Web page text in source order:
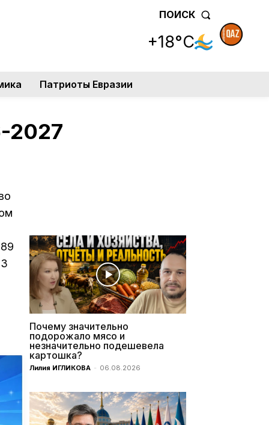
ПОИСК
+18°C
Патриоты Евразии
2027
Почему значительно
подорожало мясо и
незначительно подешевела
картошка?
Лилия ИГЛИКОВА - 06.08.2026